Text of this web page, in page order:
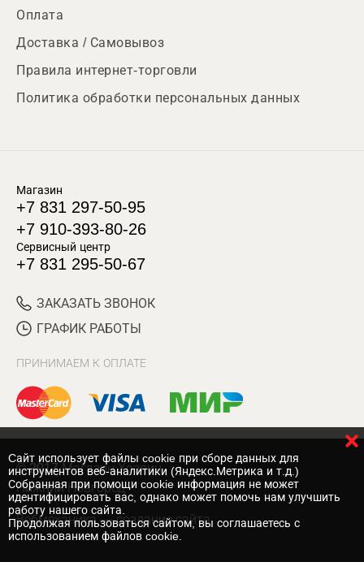
Оплата
Доставка / Самовывоз
Правила интернет-торговли
Политика обработки персональных данных
Магазин
+7 831 297-50-95
+7 910-393-80-26
Сервисный центр
+7 831 295-50-67
ЗАКАЗАТЬ ЗВОНОК
ГРАФИК РАБОТЫ
ПРИНИМАЕМ К ОПЛАТЕ
© 2017 Магазин Хозяин
Нижний Новгород
Вебмеханика — создание сайта
Cайт использует файлы cookie при сборе данных для
инструментов веб-аналитики (Яндекс.Метрика и т.д.)
Собранная при помощи cookie информация не может
идентифицировать вас, однако может помочь нам улучшить
работу нашего сайта.
Продолжая пользоваться сайтом, вы соглашаетесь с
использованием файлов cookie.